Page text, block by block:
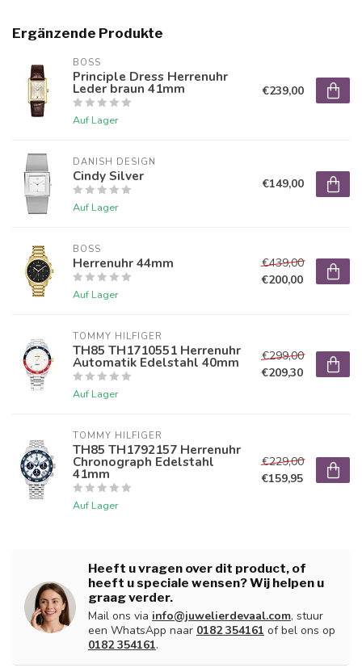
Ergänzende Produkte
BOSS
Principle Dress Herrenuhr
Leder braun 41mm
Auf Lager
€239,00
DANISH DESIGN
Cindy Silver
Auf Lager
€149,00
BOSS
Herrenuhr 44mm
Auf Lager
€439,00
€200,00
TOMMY HILFIGER
TH85 TH1710551 Herrenuhr
Automatik Edelstahl 40mm
Auf Lager
€299,00
€209,30
TOMMY HILFIGER
TH85 TH1792157 Herrenuhr
Chronograph Edelstahl
41mm
Auf Lager
€229,00
€159,95
Heeft u vragen over dit product, of
heeft u speciale wensen? Wij helpen u
graag verder.
Mail ons via info@juwelierdevaal.com, stuur
een WhatsApp naar 0182 354161 of bel ons op
0182 354161.